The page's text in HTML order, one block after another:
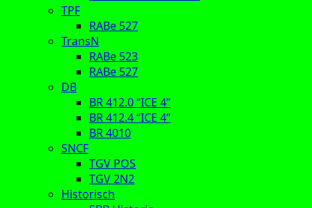
TPF
RABe 527
TransN
RABe 523
RABe 527
DB
BR 412.0 “ICE 4”
BR 412.4 “ICE 4”
BR 4010
SNCF
TGV POS
TGV 2N2
Historisch